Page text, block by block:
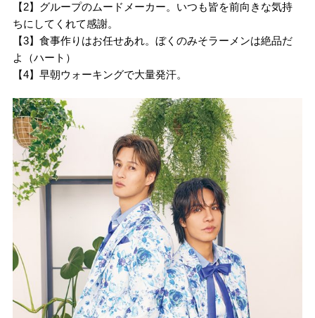
【2】グループのムードメーカー。いつも皆を前向きな気持
ちにしてくれて感謝。
【3】食事作りはお任せあれ。ぼくのみそラーメンは絶品だ
よ（ハート）
【4】早朝ウォーキングで大量発汗。